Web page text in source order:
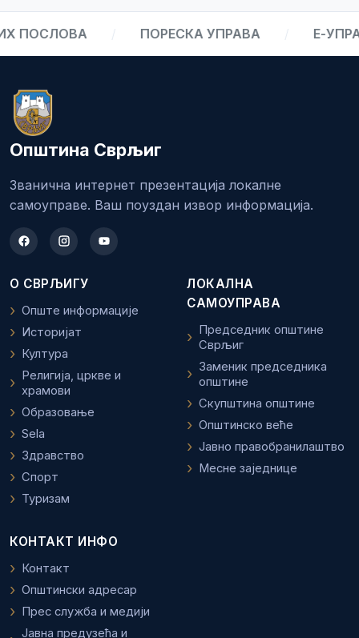
ПОРЕСКА УПРАВА Е-
Општина Сврљиг
Званична интернет презентација локалне
самоуправе. Ваш поуздан извор информација.
О СВРЉИГУ
Опште информације
Историјат
Култура
Религија, цркве и
храмови
Образовање
Sela
Здравство
Спорт
Туризам
ЛОКАЛНА
САМОУПРАВА
Председник општине
Сврљиг
Заменик председника
општине
Скупштина општине
Општинско веће
Јавно правобранилаштво
Месне заједнице
КОНТАКТ ИНФО
Контакт
Општински адресар
Прес служба и медији
Јавна предузећа и